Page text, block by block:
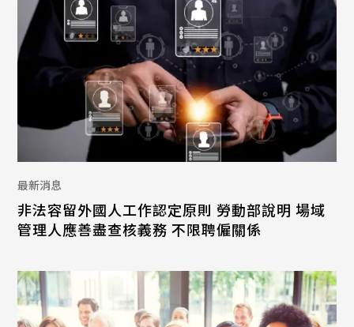
最新消息
非法容留外國人工作認定原則 勞動部說明 場域
管理人應善盡查核義務 不限聘僱關係